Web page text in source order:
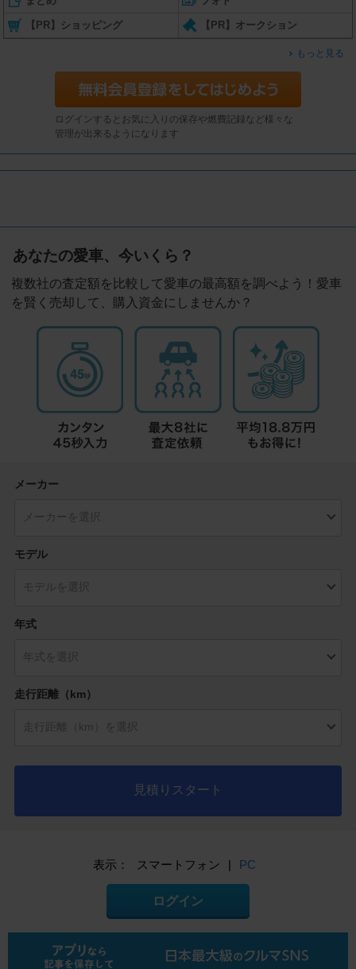
【PR】ショッピング 【PR】オークション
もっと見る
ログインするとお気に入りの保存や燃費記録など様々な
管理が出来るようになります
あなたの愛車、今いくら？
複数社の査定額を比較して愛車の最高額を調べよう！愛車
を賢く売却して、購入資金にしませんか？
メーカー
モデル
年式
走行距離（km）
見積りスタート
表示： スマートフォン | PC
ログイン